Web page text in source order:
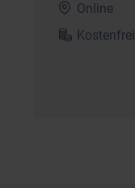
Online
Kostenfrei